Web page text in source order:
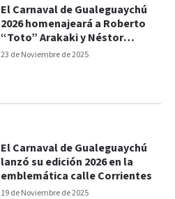
23 de Noviembre de 2025
El Carnaval de Gualeguaychú
2026 homenajeará a Roberto
“Toto” Arakaki y Néstor
Lapalma
19 de Noviembre de 2025
El Carnaval de Gualeguaychú
lanzó su edición 2026 en la
emblemática calle Corrientes